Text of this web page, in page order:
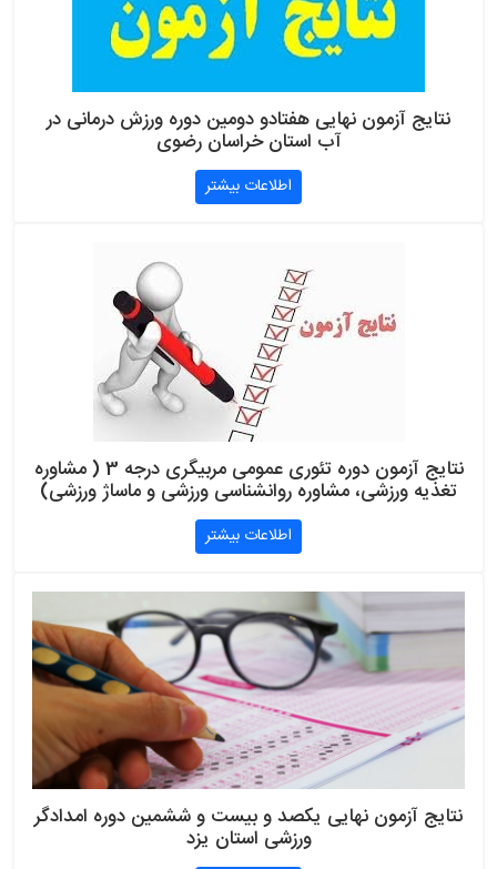
نتایج آزمون نهایی هفتادو دومین دوره ورزش درمانی در
آب استان خراسان رضوی
اطلاعات بیشتر
نتایج آزمون دوره تئوری عمومی مربیگری درجه 3 ( مشاوره
تغذیه ورزشی، مشاوره روانشناسی ورزشی و ماساژ ورزشی)
اطلاعات بیشتر
نتایج آزمون نهایی یکصد و بیست و ششمین دوره امدادگر
ورزشی استان یزد